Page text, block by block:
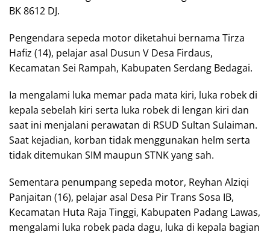
BK 8612 DJ.
Pengendara sepeda motor diketahui bernama Tirza
Hafiz (14), pelajar asal Dusun V Desa Firdaus,
Kecamatan Sei Rampah, Kabupaten Serdang Bedagai.
Ia mengalami luka memar pada mata kiri, luka robek di
kepala sebelah kiri serta luka robek di lengan kiri dan
saat ini menjalani perawatan di RSUD Sultan Sulaiman.
Saat kejadian, korban tidak menggunakan helm serta
tidak ditemukan SIM maupun STNK yang sah.
Sementara penumpang sepeda motor, Reyhan Alziqi
Panjaitan (16), pelajar asal Desa Pir Trans Sosa IB,
Kecamatan Huta Raja Tinggi, Kabupaten Padang Lawas,
mengalami luka robek pada dagu, luka di kepala bagian